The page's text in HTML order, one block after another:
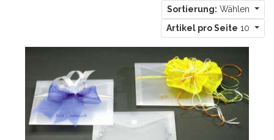
Sortierung: Wählen
Artikel pro Seite 10